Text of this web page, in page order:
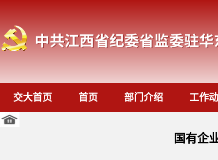
交大首页 首页 部门介绍 工作
国有企